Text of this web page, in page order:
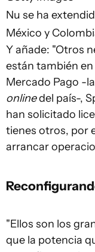
Nu se ha
México y
Y añade: "Otros
están también
Mercado Pago -
onlinedel país-,
han solicitado
tienes otros, por
arrancar
"Ellos son los
que la potencia